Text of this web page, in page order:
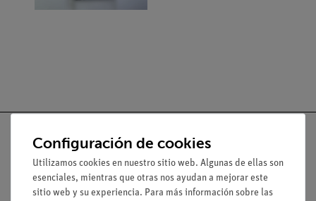
Nach oben
Configuración de cookies
Utilizamos cookies en nuestro sitio web. Algunas de ellas son
esenciales, mientras que otras nos ayudan a mejorar este
sitio web y su experiencia. Para más información sobre las